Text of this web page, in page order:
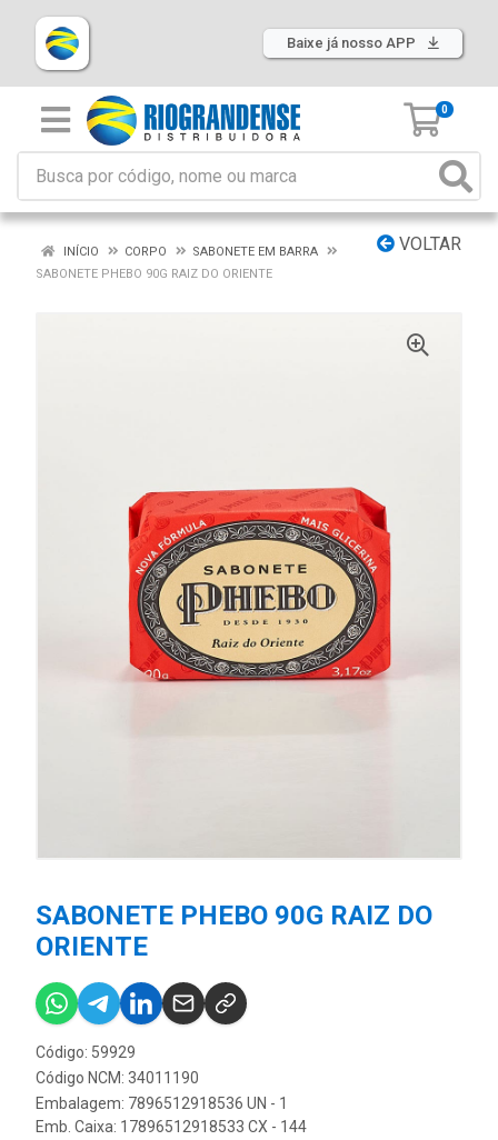
Baixe já nosso APP
0
VOLTAR
INÍCIO CORPO
SABONETE EM BARRA
SABONETE PHEBO 90G RAIZ DO ORIENTE
SABONETE PHEBO 90G RAIZ DO
ORIENTE
Código: 59929
Código NCM: 34011190
Embalagem: 7896512918536 UN - 1
Emb. Caixa: 17896512918533 CX - 144